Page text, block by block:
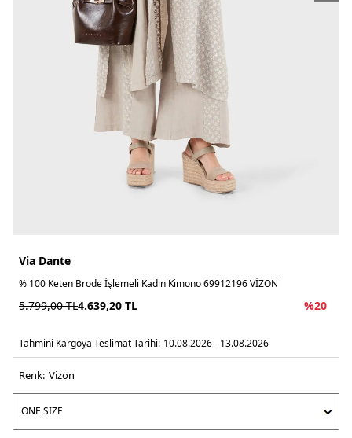
Via Dante
% 100 Keten Brode İşlemeli Kadın Kimono 69912196 VİZON
5.799,00TL4.639,20 TL %20
Tahmini Kargoya Teslimat Tarihi: 10.08.2026 - 13.08.2026
Renk: vi̇zon